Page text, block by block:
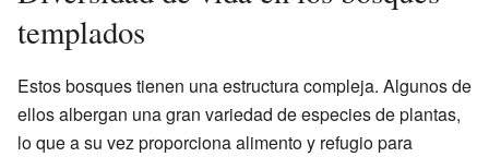
templados
Estos bosques tienen una estructura compleja. Algunos de
ellos albergan una gran variedad de especies de plantas,
lo que a su vez proporciona alimento y refugio para